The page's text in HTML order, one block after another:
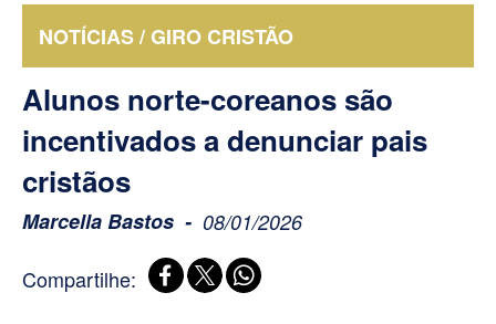
NOTÍCIAS / GIRO CRISTÃO
Alunos norte-coreanos são
incentivados a denunciar pais
cristãos
Marcella Bastos 08/01/2026
Compartilhe: